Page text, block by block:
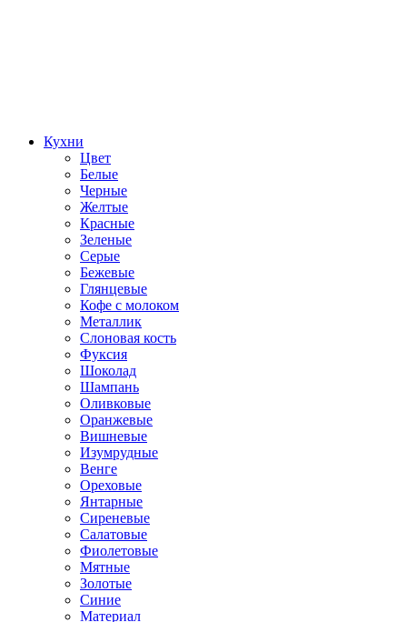
Кухни
Цвет
Белые
Черные
Желтые
Красные
Зеленые
Серые
Бежевые
Глянцевые
Кофе с молоком
Металлик
Слоновая кость
Фуксия
Шоколад
Шампань
Оливковые
Оранжевые
Вишневые
Изумрудные
Венге
Ореховые
Янтарные
Сиреневые
Салатовые
Фиолетовые
Мятные
Золотые
Синие
Материал